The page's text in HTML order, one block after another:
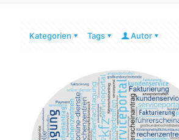
Kategorien Tags Autor